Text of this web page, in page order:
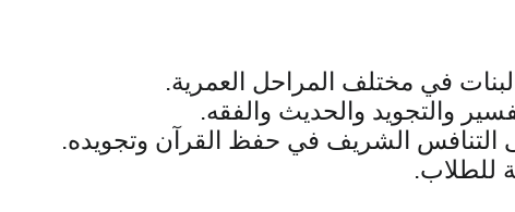
في مختلف المراحل العمرية.
والتجويد والحديث والفقه.
التنافس الشريف في حفظ القرآن وتجويده.
للطلاب.